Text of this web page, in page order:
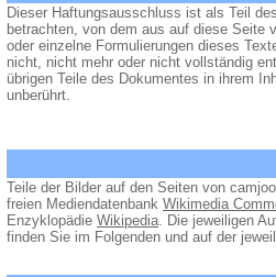
Dieser Haftungsausschluss ist als Teil
betrachten, von dem aus auf diese Seite
oder einzelne Formulierungen dieses
nicht, nicht mehr oder nicht vollständig
übrigen Teile des Dokumentes in ihrem
unberührt.
Teile der Bilder auf den Seiten von
freien Mediendatenbank Wikimedia
Enzyklopädie Wikipedia . Die jeweiligen
finden Sie im Folgenden und auf der